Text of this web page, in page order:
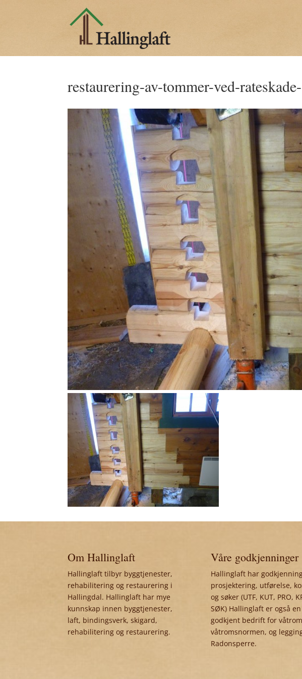
restaurering-av-tommer-ved-
Om Hallinglaft
Hallinglaft tilbyr byggtjenester,
rehabilitering og restaurering i
Hallingdal. Hallinglaft har mye
kunnskap innen byggtjenester,
laft, bindingsverk, skigard,
rehabilitering og restaurering.
Våre godkjenninger
Hallinglaft har
prosjektering, utførelse,
og søker (UTF, KUT, PRO,
SØK) Hallinglaft er også en
godkjent bedrift for
våtromsnormen, og
Radonsperre.